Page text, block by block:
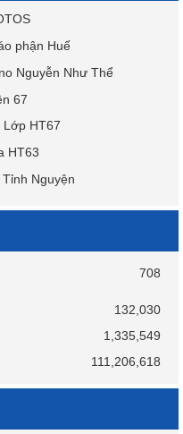
708
132,030
1,335,549
111,206,618